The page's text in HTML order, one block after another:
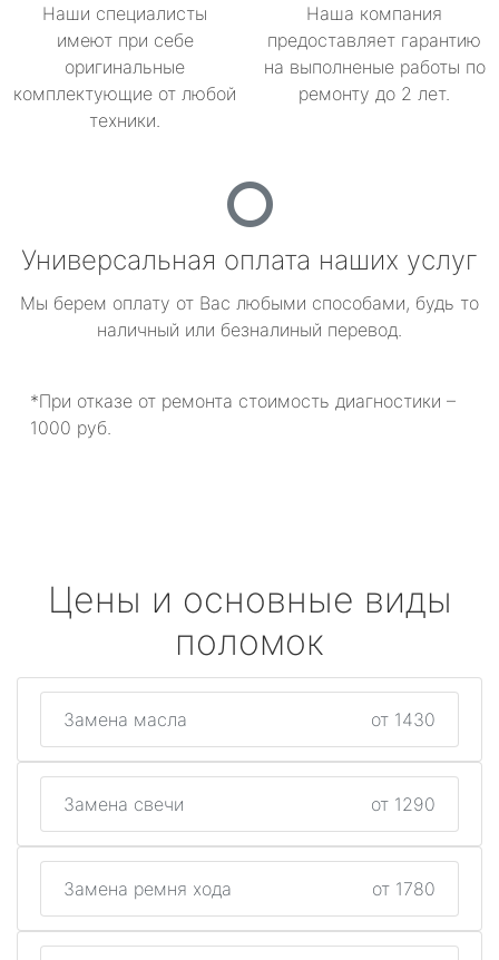
Наши специалисты
имеют при себе
оригинальные
комплектующие от любой
техники.
Наша компания
предоставляет гарантию
на выполненые работы по
ремонту до 2 лет.
Универсальная оплата наших услуг
Мы берем оплату от Вас любыми способами, будь то
наличный или безналиный перевод.
*При отказе от ремонта стоимость диагностики –
1000 руб.
Цены и основные виды
поломок
Замена масла от 1430
Замена свечи от 1290
Замена ремня хода от 1780